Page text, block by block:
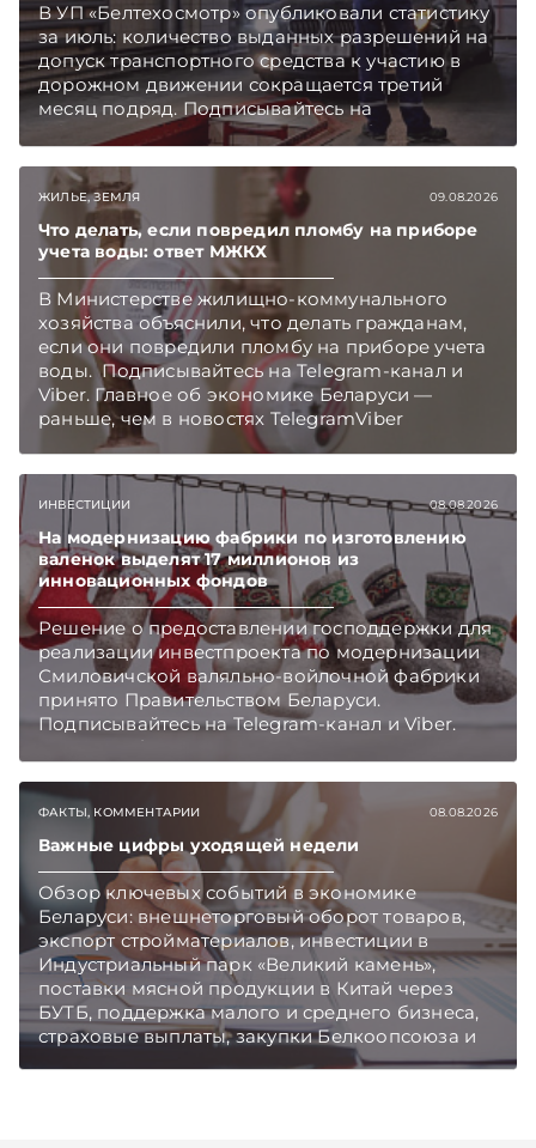
В УП «Белтехосмотр» опубликовали статистику
за июль: количество выданных разрешений на
допуск транспортного средства к участию в
дорожном движении сокращается третий
месяц подряд. Подписывайтесь на
Telegram‑канал и Viber. Главное об экономике
TelegramViber
ЖИЛЬЕ, ЗЕМЛЯ 09.08.2026
Что делать, если повредил пломбу на приборе
учета воды: ответ МЖКХ
В Министерстве жилищно-коммунального
хозяйства объяснили, что делать гражданам,
если они повредили пломбу на приборе учета
воды. Подписывайтесь на Telegram‑канал и
Viber. Главное об экономике Беларуси —
раньше, чем в новостях TelegramViber
ИНВЕСТИЦИИ 08.08.2026
На модернизацию фабрики по изготовлению
валенок выделят 17 миллионов из
инновационных фондов
Решение о предоставлении господдержки для
реализации инвестпроекта по модернизации
Смиловичской валяльно-войлочной фабрики
принято Правительством Беларуси.
Подписывайтесь на Telegram‑канал и Viber.
Главное об экономике Беларуси — раньше,
ФАКТЫ, КОММЕНТАРИИ 08.08.2026
Важные цифры уходящей недели
Обзор ключевых событий в экономике
Беларуси: внешнеторговый оборот товаров,
экспорт стройматериалов, инвестиции в
Индустриальный парк «Великий камень»,
поставки мясной продукции в Китай через
БУТБ, поддержка малого и среднего бизнеса,
страховые выплаты, закупки Белкоопсоюза и
рост продаж новых автомобилей.